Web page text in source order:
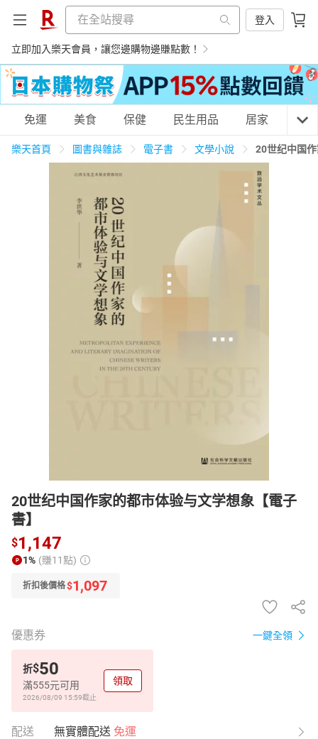
登入
立即加入樂天會員，讓您邊購物邊賺點數！
購物網分類
民生用品
3C家電 運動休閒
男裝
電子/紙本書
免運 美食 保健 民生用品 居家 3C
樂天首頁 圖書與雜誌 電子書 文學小說 20世纪中国
20世纪中国作家的都市体验与文学想象【電子
書】
$1,147
1% (賺11點)
折扣後價格$1,097
優惠券 一鍵全領
折$50
滿555元可用
2026/08/09 15:59截止
領取
配送 無實體配送 免運